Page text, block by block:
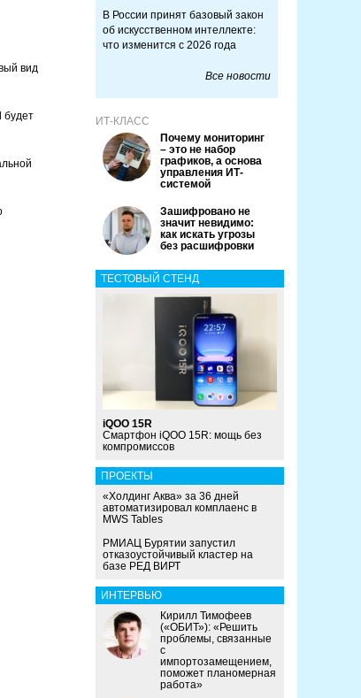
вид
будет
В России принят базовый закон
об искусственном интеллекте:
что изменится с 2026 года
Все новости
ИТ-КЛАСС
Почему мониторинг
– это не набор
графиков, а основа
управления ИТ-
системой
Зашифровано не
значит невидимо:
как искать угрозы
без расшифровки
ТЕСТОВЫЙ СТЕНД
iQOO 15R
Смартфон iQOO 15R: мощь без
компромиссов
ПРОЕКТЫ
«Холдинг Аква» за 36 дней
автоматизировал комплаенс в
MWS Tables
РМИАЦ Бурятии запустил
отказоустойчивый кластер на
базе РЕД ВИРТ
ИНТЕРВЬЮ
Кирилл Тимофеев
(«ОБИТ»): «Решить
проблемы, связанные
с
импортозамещением,
поможет планомерная
работа»